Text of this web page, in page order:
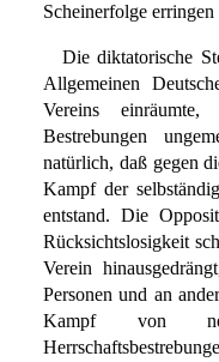
Scheinerfolge
Die diktatorische
Allgemeinen
Vereins einräumte,
Bestrebungen
natürlich, daß gegen
Kampf der
entstand. Die
Rücksichtslosigkeit
Verein
Personen und an
Kampf von